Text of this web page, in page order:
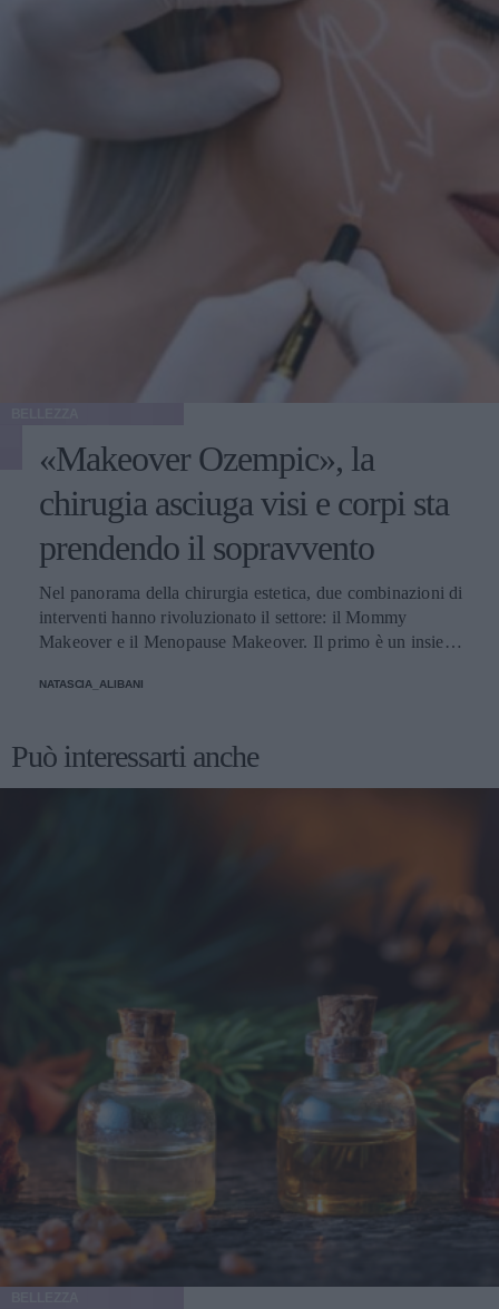
«Makeover Ozempic», la
chirugia asciuga visi e corpi sta
prendendo il sopravvento
Nel panorama della chirurgia estetica, due combinazioni di
interventi hanno rivoluzionato il settore: il Mommy
Makeover e il Menopause Makeover. Il primo è un insieme
donne a recuperare la forma fisica e l'aspetto che avevano
soprattutto addome, seno e altre aree soggette a
rilassamento cutaneo o perdita di tono. Il secondo, invece,
successo che il farmaco, inizialmente pensato per i pazienti
con diabete di tipo 2, ha riscosso negli ultimi tempi anche
inevitabili polemiche - per la sua grande capacità di
accelerare la perdita di peso. Secondo il chirurgo plastico
di New York, Elie Levine, l’aumento dei trattamenti
estetici post-perdita di peso è una naturale conseguenza
della crescente popolarità di farmaci come Ozempic, per
rappresentare il "tocco finale" dopo aver perso quei chili
difficili da eliminare con dieta ed esercizio. "Molti di
questi pazienti hanno un’attenzione particolare per
l’estetica - spiega Levine a New Beauty - Chi utilizza
farmaci GLP-1 per perdere gli ultimi chili spesso desidera
massimizzare i risultati con trattamenti mirati". La perdita
di peso significativa, inoltre, consente a molti pazienti di
NATASCIA_ALIBANI
Può interessarti anche